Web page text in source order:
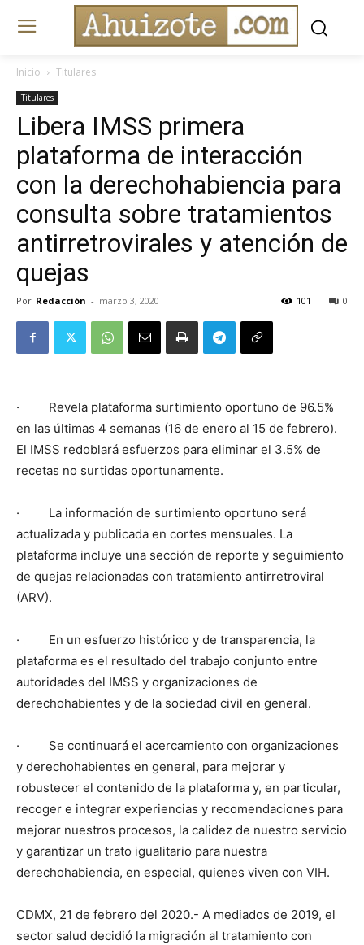
Inicio Titulares
Titulares
Libera IMSS primera
plataforma de interacción
con la derechohabiencia para
consulta sobre tratamientos
antirretrovirales y atención de
quejas
Por Redacción - marzo 3, 2020 0
101
· Revela plataforma surtimiento oportuno de 96.5%
en las últimas 4 semanas (16 de enero al 15 de febrero).
El IMSS redoblará esfuerzos para eliminar el 3.5% de
recetas no surtidas oportunamente.
· La información de surtimiento oportuno será
actualizada y publicada en cortes mensuales. La
plataforma incluye una sección de reporte y seguimiento
de quejas relacionadas con tratamiento antirretroviral
(ARV).
· En un esfuerzo histórico y de transparencia, la
plataforma es el resultado del trabajo conjunto entre
autoridades del IMSS y organizaciones de
derechohabientes y de la sociedad civil en general.
· Se continuará el acercamiento con organizaciones
y derechohabientes en general, para mejorar y
robustecer el contenido de la plataforma y, en particular,
recoger e integrar experiencias y recomendaciones para
mejorar nuestros procesos, la calidez de nuestro servicio
y garantizar un trato igualitario para nuestra
derechohabiencia, en especial, quienes viven con VIH.
CDMX, 21 de febrero del 2020.- A mediados de 2019, el
sector salud decidió la migración al tratamiento con